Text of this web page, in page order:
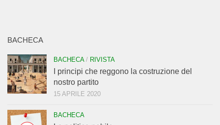
BACHECA
BACHECA/ RIVISTA
I principi che reggono la costruzione del
nostro partito
15 APRILE 2020
BACHECA